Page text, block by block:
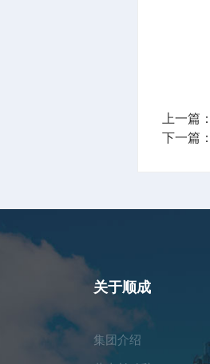
上一篇：
下一篇：
关于顺成
集团介绍